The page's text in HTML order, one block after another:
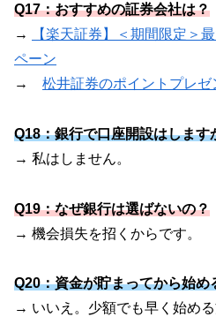
Q17：おすすめの証券会社は？
→
【楽天証券】＜期間限定＞
ペーン
→ 松井証券のポイントプレゼ
Q18：銀行で口座開設はします
→ 私はしません。
Q19：なぜ銀行は選ばないの？
→ 機会損失を招くからです。
Q20：資金が貯まってから始め
→ いいえ。少額でも早く始める